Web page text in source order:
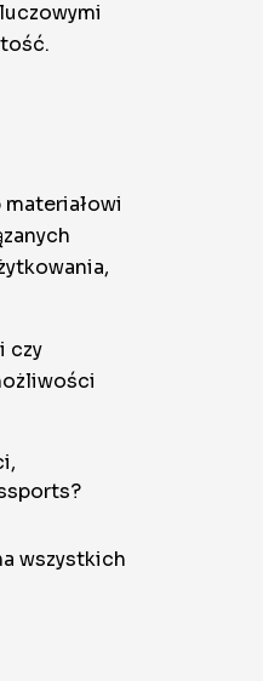
czy
wszystkich